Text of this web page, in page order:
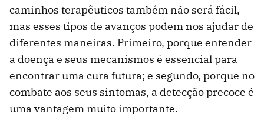
caminhos terapêuticos também não será fácil,
mas esses tipos de avanços podem nos ajudar de
diferentes maneiras. Primeiro, porque entender
a doença e seus mecanismos é essencial para
encontrar uma cura futura; e segundo, porque no
combate aos seus sintomas, a detecção precoce é
uma vantagem muito importante.